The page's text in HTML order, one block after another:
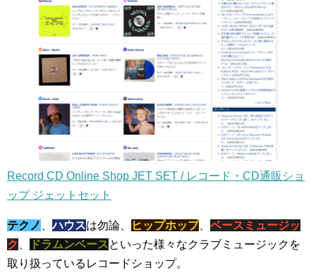
Record CD Online Shop JET SET / レコード・CD通販ショ
ップ ジェットセット
テクノ ハウスは勿論、 ヒップホップ、 ベースミュージッ
ク
ドラムンベース といった様々なクラブミュージックを
取り扱っているレコードショップ。